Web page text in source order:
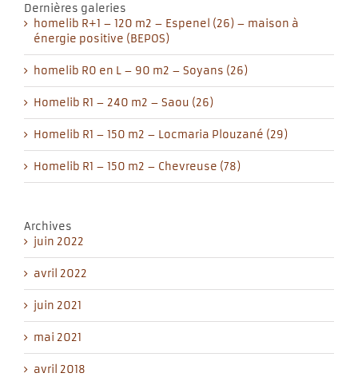
Dernières galeries
homelib R+1 – 120 m2 – Espenel (26) – maison à
énergie positive (BEPOS)
homelib R0 en L – 90 m2 – Soyans (26)
Homelib R1 – 240 m2 – Saou (26)
Homelib R1 – 150 m2 – Locmaria Plouzané (29)
Homelib R1 – 150 m2 – Chevreuse (78)
Archives
juin 2022
avril 2022
juin 2021
mai 2021
avril 2018